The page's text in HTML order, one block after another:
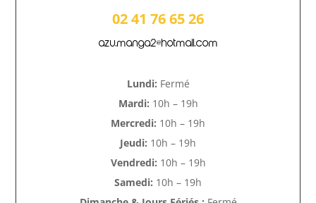
02 41 76 65 26
azu.manga2@hotmail.com
Lundi: Fermé
Mardi: 10h – 19h
Mercredi: 10h – 19h
Jeudi: 10h – 19h
Vendredi: 10h – 19h
Samedi: 10h – 19h